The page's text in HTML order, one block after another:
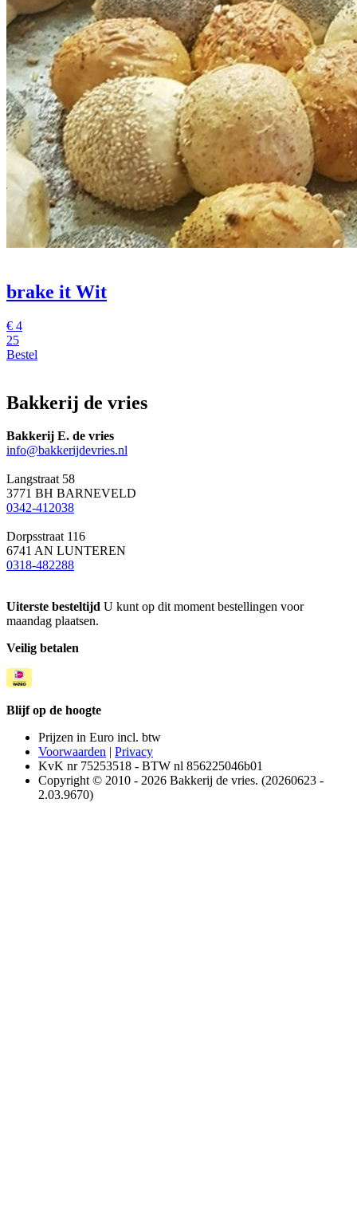
brake it Wit
€ 4
25
Bestel
Bakkerij de vries
Bakkerij E. de vries
info@bakkerijdevries.nl
Langstraat 58
3771 BH BARNEVELD
0342-412038
Dorpsstraat 116
6741 AN LUNTEREN
0318-482288
Uiterste besteltijd U kunt op dit moment bestellingen voor
maandag plaatsen.
Veilig betalen
Blijf op de hoogte
Prijzen in Euro incl. btw
Voorwaarden | Privacy
KvK nr 75253518 - BTW nl 856225046b01
Copyright © 2010 - 2026 Bakkerij de vries. (20260623 -
2.03.9670)